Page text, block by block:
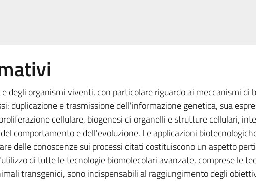
degli organismi viventi, con particolare riguardo ai meccanismi di
duplicazione e trasmissione dell'informazione genetica, sua
cellulare, biogenesi di organelli e strutture cellulari,
comportamento e dell'evoluzione. Le applicazioni
delle conoscenze sui processi citati costituiscono un aspetto
di tutte le tecnologie biomolecolari avanzate, comprese le
transgenici, sono indispensabili al raggiungimento degli